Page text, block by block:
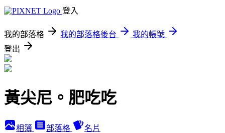
登入
我的部落格 我的部落格後台
我的帳號
登出
黃尖尼。肥吃吃
相簿 部落格 名片